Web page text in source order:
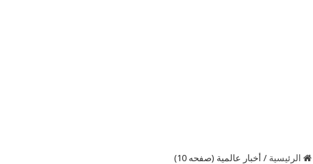
الرئيسية / أخبار عالمية (صفحه 10)